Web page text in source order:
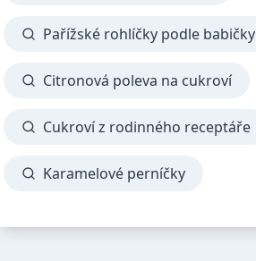
Pařížské rohlíčky podle babičky
Citronová poleva na cukroví
Cukroví z rodinného receptáře
Karamelové perníčky